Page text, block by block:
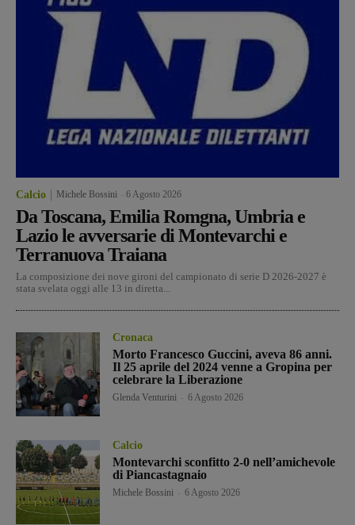
Calcio Michele Bossini 6 Agosto 2026
Da Toscana, Emilia Romgna, Umbria e
Lazio le avversarie di Montevarchi e
Terranuova Traiana
La composizione dei nove gironi del campionato di serie D 2026-2027 è
stata svelata oggi alle 13 in diretta...
Cronaca
Morto Francesco Guccini, aveva 86 anni.
Il 25 aprile del 2024 venne a Gropina per
celebrare la Liberazione
Glenda Venturini 6 Agosto 2026
Calcio
Montevarchi sconfitto 2-0 nell’amichevole
di Piancastagnaio
Michele Bossini 6 Agosto 2026